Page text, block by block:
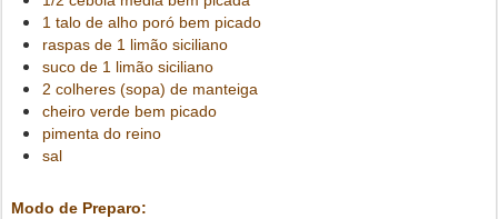
1 talo de alho poró bem picado
raspas de 1 limão siciliano
suco de 1 limão siciliano
2 colheres (sopa) de manteiga
cheiro verde bem picado
pimenta do reino
sal
Modo de Preparo: